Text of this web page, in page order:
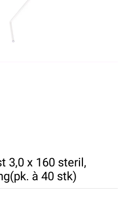
3,0 x 160 steril,
à 40 stk)